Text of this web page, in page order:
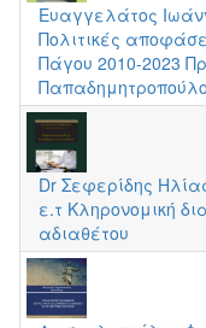
Ευαγγελάτος
Πολιτικές
Πάγου 2010-2023
Dr Σεφερίδης
ε.τ Κληρονομική
αδιαθέτου